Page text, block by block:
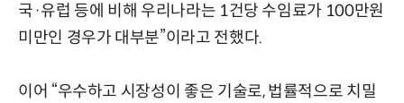
국·유럽 등에 비해 우리나라는 1건당 수임료가 100만원
미만인 경우가 대부분”이라고 전했다.
이어 “우수하고 시장성이 좋은 기술로, 법률적으로 치밀